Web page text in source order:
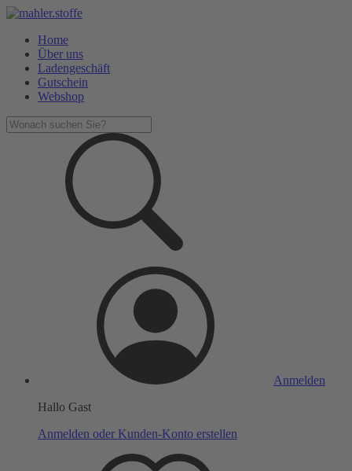
Home
Über uns
Ladengeschäft
Gutschein
Webshop
Anmelden
Hallo Gast
Anmelden oder Kunden-Konto erstellen